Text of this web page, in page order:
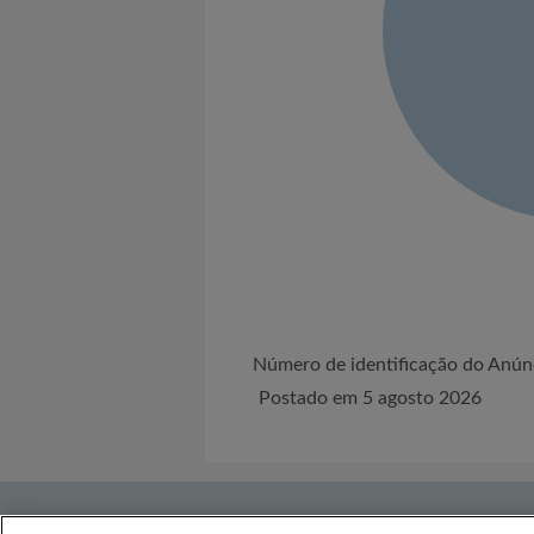
Número de identificação do
Postado em 5 agosto 2026